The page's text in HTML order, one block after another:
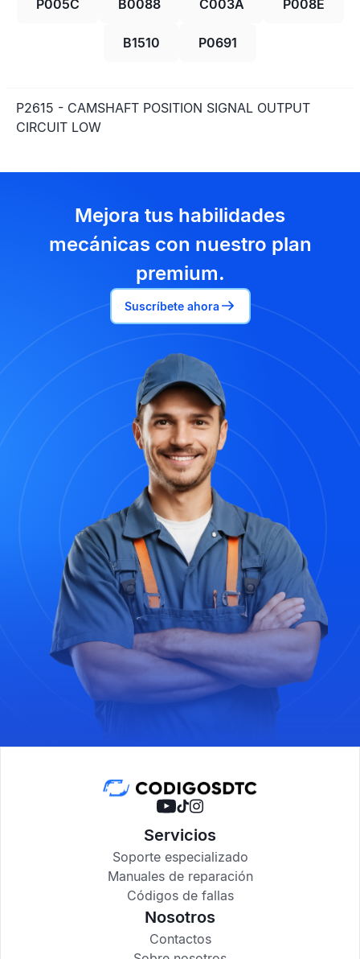
P005C B0088 C003A P008E
B1510 P0691
P2615 - CAMSHAFT POSITION SIGNAL OUTPUT
CIRCUIT LOW
Mejora tus habilidades
mecánicas con nuestro plan
premium.
Suscríbete ahora
Servicios
Soporte especializado
Manuales de reparación
Códigos de fallas
Nosotros
Contactos